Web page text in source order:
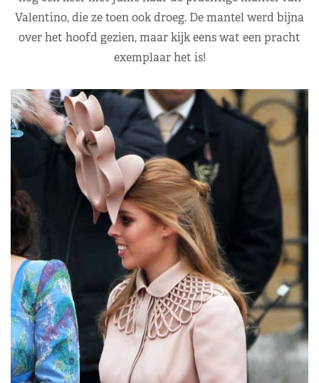
Valentino, die ze toen ook droeg. De mantel werd bijna
over het hoofd gezien, maar kijk eens wat een pracht
exemplaar het is!